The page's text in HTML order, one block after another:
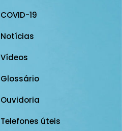
COVID-19
Notícias
Vídeos
Glossário
Ouvidoria
Telefones úteis